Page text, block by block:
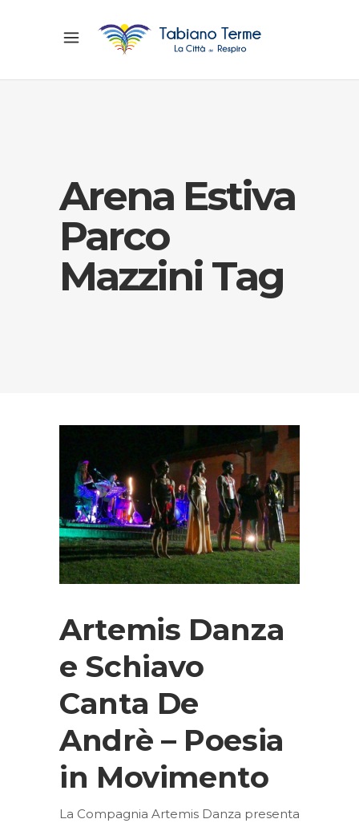
Arena Estiva
Parco
Mazzini Tag
Artemis Danza
e Schiavo
Canta De
Andrè – Poesia
in Movimento
La Compagnia Artemis Danza presenta